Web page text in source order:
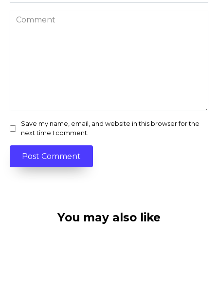
Comment
Save my name, email, and website in this browser for the
next time I comment.
You may also like